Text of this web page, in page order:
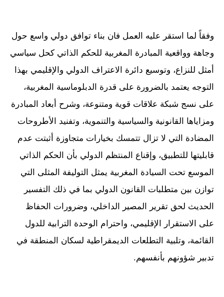
وفقاً لما استقر عليه العمل فان بناء توافق دولي واسع حول
وجاهة وواقعية المبادرة المغربية للحكم الذاتي كحل سياسي
أمثل للنزاع، وتوسيع دائرة الاعتراف الدولي والإقليمي بهذا
التوجه يعتمد بالضرورة على قدرة الدبلوماسية المغربية،
على نسج شبكة علاقات قوية ومتنوعة، وشرح أبعاد المبادرة
ومزاياها القانونية والسياسية والتنموية، وتفنيد الأطروحات
المضادة التي لا تزال تتمسك بخيارات متجاوزة أثبتت عدم
قابليتها للتطبيق، وإقناع المنتظم الدولي بأن الحكم الذاتي
الموسع تحت السيادة المغربية يمثل التوليفة المثلى التي
توازن بين متطلبات القانون الدولي بما في ذلك التفسير
الحديث لحق تقرير المصير الداخلي، وضرورات الحفاظ
على الاستقرار الإقليمي، واحترام الوحدة الترابية للدول
القائمة، وتلبية التطلعات الديمقراطية لسكان المنطقة في
تدبير شؤونهم بأنفسهم.